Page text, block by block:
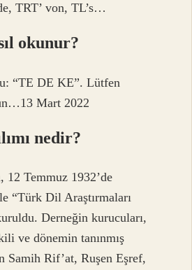
TRT’ von, TL’s…
okunur?
“TE DE KE”. Lütfen
Mart 2022
nedir?
Temmuz 1932’de
“Türk Dil Araştırmaları
Derneğin kurucuları,
ve dönemin tanınmış
Samih Rif’at, Ruşen Eşref,